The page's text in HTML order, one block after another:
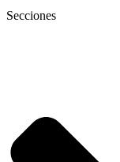
Secciones